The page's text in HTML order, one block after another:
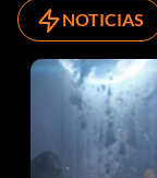
NOTICIAS